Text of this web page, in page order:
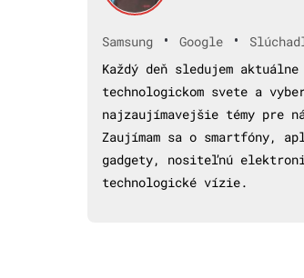
Samsung • Google •
Každý deň sledujem
technologickom svete a
najzaujímavejšie témy pre
Zaujímam sa o smartfóny,
gadgety, nositeľnú
technologické vízie.